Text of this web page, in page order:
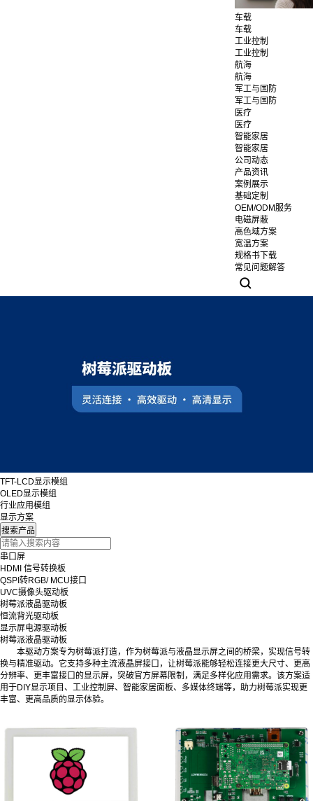
车载
车载
工业控制
工业控制
航海
航海
军工与国防
军工与国防
医疗
医疗
智能家居
智能家居
公司动态
产品资讯
案例展示
基础定制
OEM/ODM服务
电磁屏蔽
高色域方案
宽温方案
规格书下载
常见问题解答
TFT-LCD显示模组
OLED显示模组
行业应用模组
显示方案
串口屏
HDMI 信号转换板
QSPI转RGB/ MCU接口
UVC摄像头驱动板
树莓派液晶驱动板
恒流背光驱动板
显示屏电源驱动板
树莓派液晶驱动板
本驱动方案专为树莓派打造，作为树莓派与液晶显示屏之间的桥梁，实现信号转
换与精准驱动。它支持多种主流液晶屏接口，让树莓派能够轻松连接更大尺寸、更高
分辨率、更丰富接口的显示屏，突破官方屏幕限制，满足多样化应用需求。该方案适
用于DIY显示项目、工业控制屏、智能家居面板、多媒体终端等，助力树莓派实现更
丰富、更高品质的显示体验。